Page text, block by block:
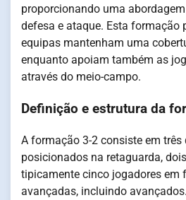
proporcionando uma
defesa e ataque. Esta formação
equipas mantenham uma
enquanto apoiam também as
através do meio-campo.
Definição e estrutura da
A formação 3-2 consiste em três
posicionados na retaguarda,
tipicamente cinco jogadores em
avançadas, incluindo